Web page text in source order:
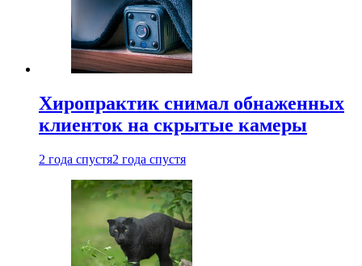
Хиропрактик снимал обнаженных
клиенток на скрытые камеры
2 года спустя2 года спустя